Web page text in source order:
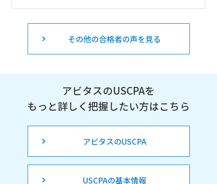
その他の合格者の声を見る
アビタスのUSCPAを
もっと詳しく把握したい方はこちら
アビタスのUSCPA
USCPAの基本情報